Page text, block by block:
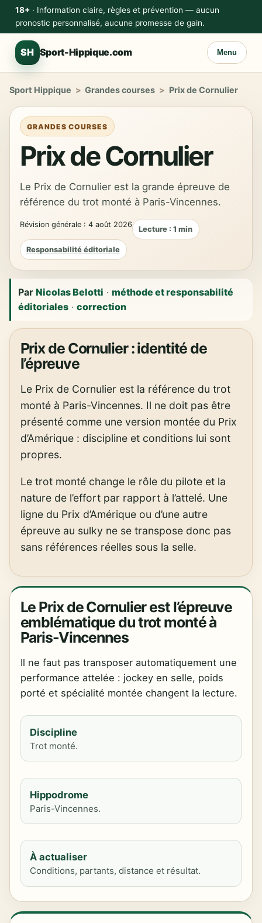
18+· Information claire, règles et prévention — aucun
pronostic personnalisé, aucune promesse de gain.
SH Sport-Hippique.com Menu
Sport Hippique > Grandes courses > Prix de Cornulier
GRANDES COURSES
Prix de Cornulier
Le Prix de Cornulier est la grande épreuve de
référence du trot monté à Paris-Vincennes.
Révision générale : 4 août 2026 Lecture : 1 min
Responsabilité éditoriale
ParNicolas Belotti ·méthode et responsabilité
éditoriales ·correction
Prix de Cornulier : identité de
l’épreuve
Le Prix de Cornulier est la référence du trot
monté à Paris-Vincennes. Il ne doit pas être
présenté comme une version montée du Prix
d’Amérique : discipline et conditions lui sont
propres.
Le trot monté change le rôle du pilote et la
nature de l’effort par rapport à l’attelé. Une
ligne du Prix d’Amérique ou d’une autre
épreuve au sulky ne se transpose donc pas
sans références réelles sous la selle.
Le Prix de Cornulier est l’épreuve
emblématique du trot monté à
Paris-Vincennes
Il ne faut pas transposer automatiquement une
performance attelée : jockey en selle, poids
porté et spécialité montée changent la lecture.
Discipline
Trot monté.
Hippodrome
Paris-Vincennes.
À actualiser
Conditions, partants, distance et résultat.